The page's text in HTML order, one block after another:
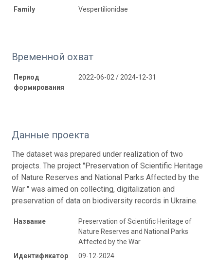
Family
Vespertilionidae
Временной охват
Период
формирования
2022-06-02 / 2024-12-31
Данные проекта
The dataset was prepared under realization of two
projects. The project "Preservation of Scientific Heritage
of Nature Reserves and National Parks Affected by the
War " was aimed on collecting, digitalization and
preservation of data on biodiversity records in Ukraine.
Название
Preservation of Scientific Heritage of
Nature Reserves and National Parks
Affected by the War
Идентификатор
09-12-2024